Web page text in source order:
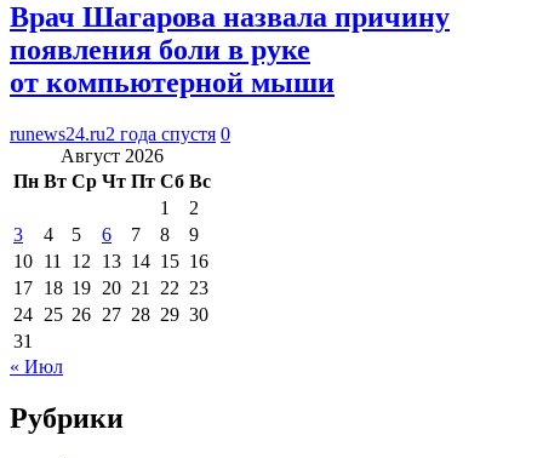
Врач Шагарова назвала причину
появления боли в руке
от компьютерной мыши
runews24.ru2 года спустя 0
Август 2026
Пн Вт Ср Чт Пт Сб Вс
1
2
3
4 5 6 7 8
9
10 11 12 13 14 15 16
17 18 19 20 21 22 23
24 25 26 27 28 29 30
31
« Июл
Рубрики